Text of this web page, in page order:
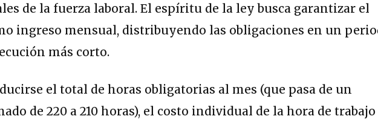
de la fuerza laboral. El espíritu de la ley busca garantizar el
ingreso mensual, distribuyendo las obligaciones en un
más corto.
el total de horas obligatorias al mes (que pasa de un
de 220 a 210 horas), el costo individual de la hora de trabajo